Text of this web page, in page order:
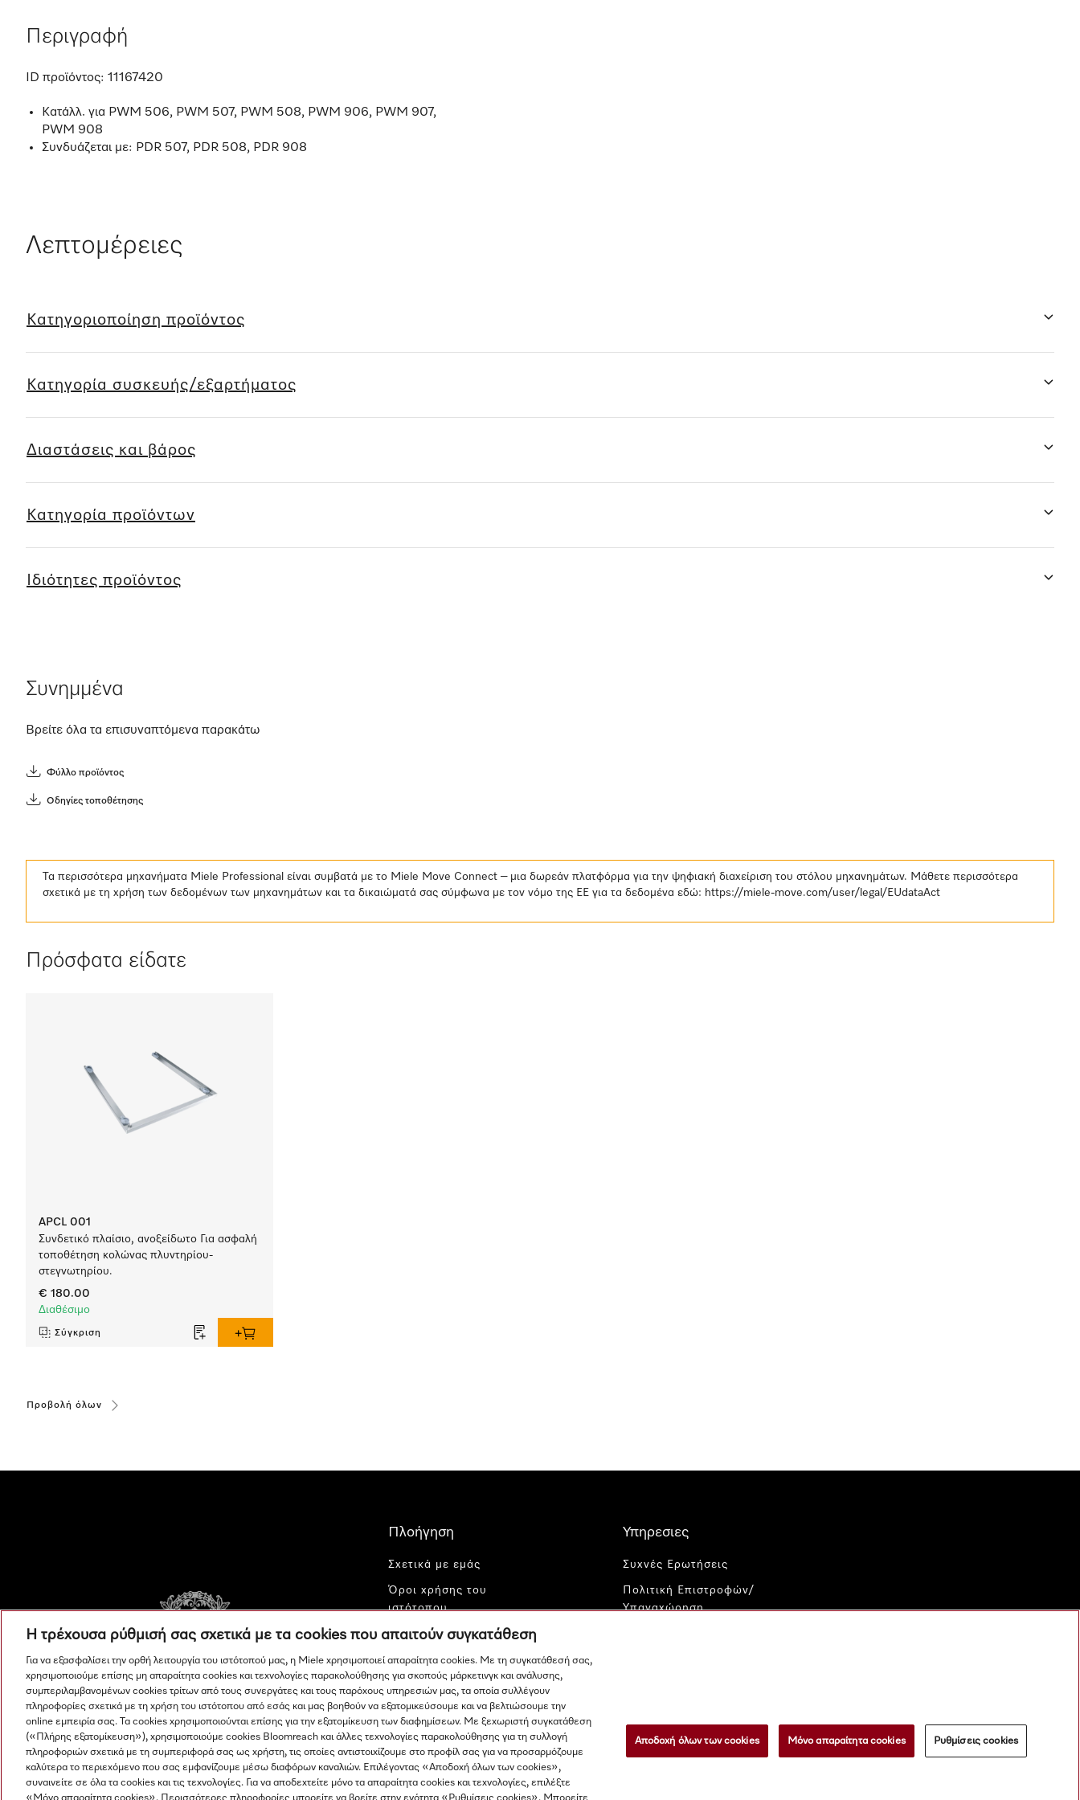
Περιγραφή
ID προϊόντος: 11167420
Κατάλλ. για PWM 506, PWM 507, PWM 508, PWM 906, PWM 907,
PWM 908
Συνδυάζεται με: PDR 507, PDR 508, PDR 908
Λεπτομέρειες
Κατηγοριοποίηση προϊόντος
Κατηγορία συσκευής/εξαρτήματος
Διαστάσεις και βάρος
Κατηγορία προϊόντων
Ιδιότητες προϊόντος
Συνημμένα
Βρείτε όλα τα επισυναπτόμενα παρακάτω
Φύλλο προϊόντος
Οδηγίες τοποθέτησης
Τα περισσότερα μηχανήματα Miele Professional είναι συμβατά με το Miele Move Connect – μια δωρεάν πλατφόρμα για την ψηφιακή διαχείριση του στόλου μηχανημάτων. Μάθετε περισσότερα
σχετικά με τη χρήση των δεδομένων των μηχανημάτων και τα δικαιώματά σας σύμφωνα με τον νόμο της ΕΕ για τα δεδομένα εδώ: https://miele-move.com/user/legal/EUdataAct
Πρόσφατα είδατε
APCL 001
Συνδετικό πλαίσιο, ανοξείδωτο Για ασφαλή
τοποθέτηση κολώνας πλυντηρίου-
στεγνωτηρίου.
€ 180.00
Διαθέσιμο
Σύγκριση
Προβολή όλων
Πλοήγηση
Σχετικά με εμάς
Όροι χρήσης του
ιστότοπου
Προστασία δεδομένων
Ρυθμίσεις cookies
Υπηρεσιες
Συχνές Ερωτήσεις
Πολιτική Επιστροφών/
Υπαναχώρηση
Η τρέχουσα ρύθμισή σας σχετικά με τα cookies που απαιτούν συγκατάθεση
Για να εξασφαλίσει την ορθή λειτουργία του ιστότοπού μας, η Miele χρησιμοποιεί απαραίτητα cookies. Με τη συγκατάθεσή σας,
χρησιμοποιούμε επίσης μη απαραίτητα cookies και τεχνολογίες παρακολούθησης για σκοπούς μάρκετινγκ και ανάλυσης,
συμπεριλαμβανομένων cookies τρίτων από τους συνεργάτες και τους παρόχους υπηρεσιών μας, τα οποία συλλέγουν
πληροφορίες σχετικά με τη χρήση του ιστότοπου από εσάς και μας βοηθούν να εξατομικεύσουμε και να βελτιώσουμε την
online εμπειρία σας. Τα cookies χρησιμοποιούνται επίσης για την εξατομίκευση των διαφημίσεων. Με ξεχωριστή συγκατάθεση
(«Πλήρης εξατομίκευση»), χρησιμοποιούμε cookies Bloomreach και άλλες τεχνολογίες παρακολούθησης για τη συλλογή
πληροφοριών σχετικά με τη συμπεριφορά σας ως χρήστη, τις οποίες αντιστοιχίζουμε στο προφίλ σας για να προσαρμόζουμε
καλύτερα το περιεχόμενο που σας εμφανίζουμε μέσω διαφόρων καναλιών. Επιλέγοντας «Αποδοχή όλων των cookies»,
συναινείτε σε όλα τα cookies και τις τεχνολογίες. Για να αποδεχτείτε μόνο τα απαραίτητα cookies και τεχνολογίες, επιλέξτε
Αποδοχή όλων των cookies Μόνο απαραίτητα cookies Ρυθμίσεις cookies